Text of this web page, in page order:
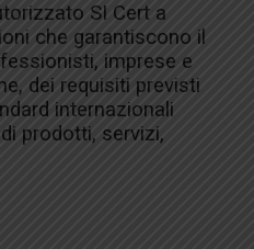
SI Cert a
che garantiscono il
imprese e
dei requisiti previsti
internazionali
prodotti, servizi,